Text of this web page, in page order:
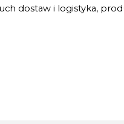
dostaw i logistyka,